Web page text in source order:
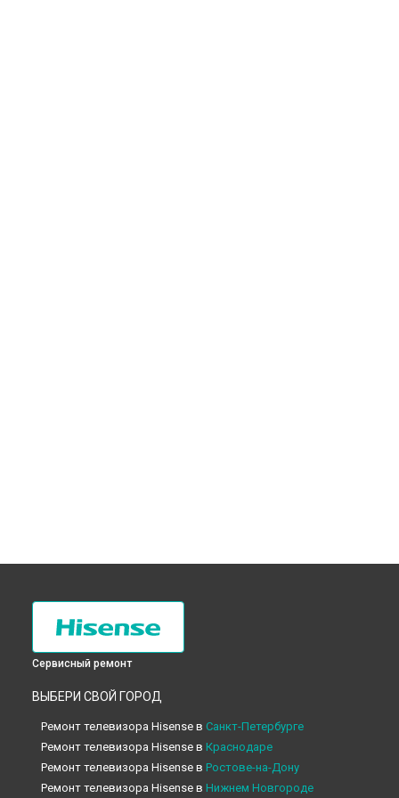
Сервисный ремонт
ВЫБЕРИ СВОЙ ГОРОД
Ремонт телевизора Hisense в Санкт-Петербурге
Ремонт телевизора Hisense в Краснодаре
Ремонт телевизора Hisense в Ростове-на-Дону
Ремонт телевизора Hisense в Нижнем Новгороде